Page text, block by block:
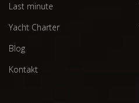
Last minute
Yacht Charter
Blog
Kontakt